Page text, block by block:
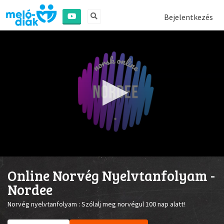
Bejelentkezés
minute,
seconds
Online Norvég Nyelvtanfolyam -
Nordee
Norvég nyelvtanfolyam : Szólalj meg norvégul 100 nap alatt!